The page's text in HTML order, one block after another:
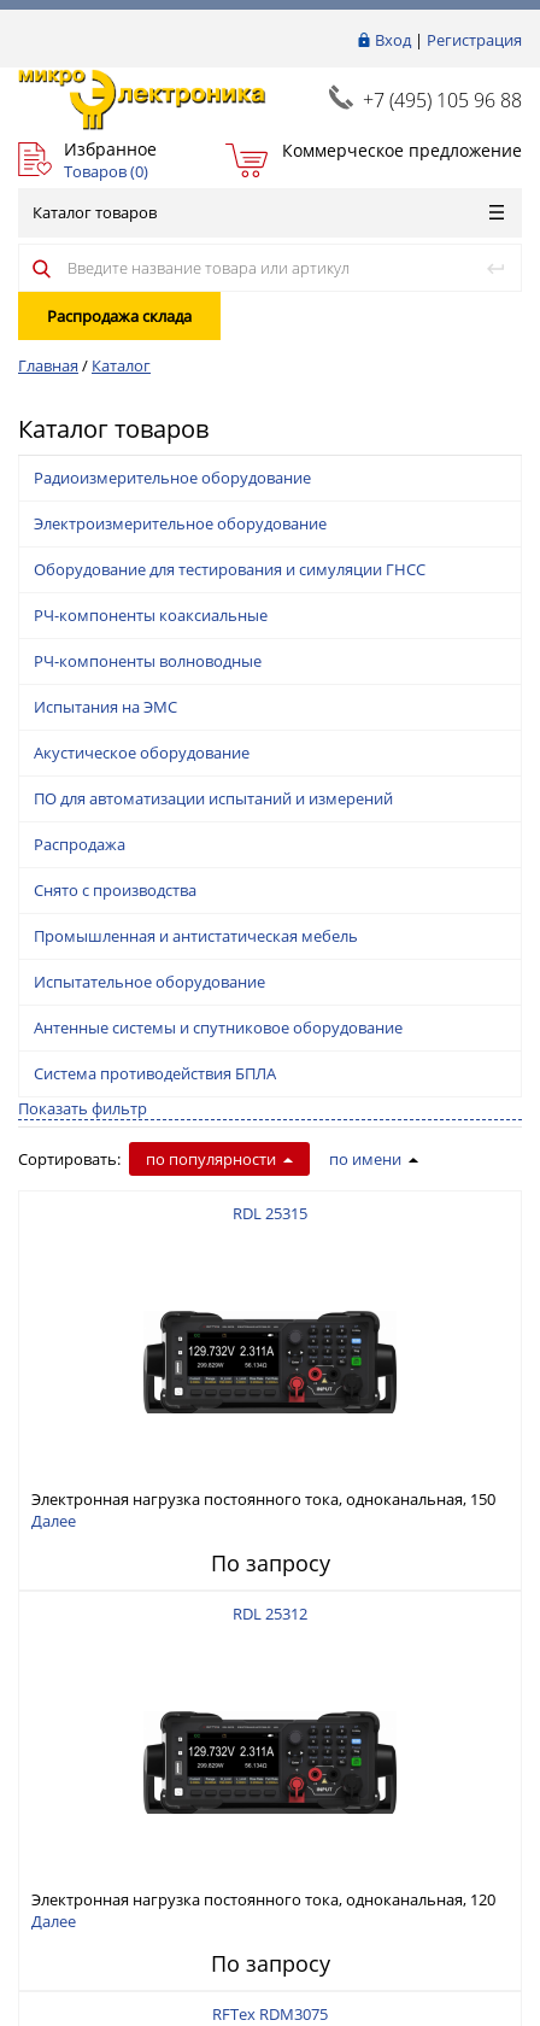
Вход| Регистрация
+7 (495) 105 96 88
Избранное
Товаров (0)
Коммерческое предложение
Каталог товаров
Распродажа склада
Главная / Каталог
Каталог товаров
Радиоизмерительное оборудование
Электроизмерительное оборудование
Оборудование для тестирования и симуляции ГНСС
РЧ-компоненты коаксиальные
РЧ-компоненты волноводные
Испытания на ЭМС
Акустическое оборудование
ПО для автоматизации испытаний и измерений
Распродажа
Снято с производства
Промышленная и антистатическая мебель
Испытательное оборудование
Антенные системы и спутниковое оборудование
Система противодействия БПЛА
Показать фильтр
Сортировать: по популярности по имени
RDL 25315
Электронная нагрузка постоянного тока, одноканальная, 150
В, 30 А, 300 Вт
Далее
По запросу
RDL 25312
Электронная нагрузка постоянного тока, одноканальная, 120
В, 60 А, 300 Вт
Далее
По запросу
RFTex RDM3075